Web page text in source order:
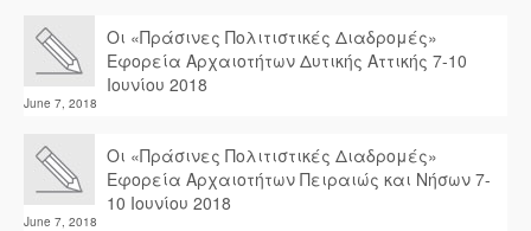
Οι «Πράσινες Πολιτιστικές Διαδρομές»
Εφορεία Αρχαιοτήτων Δυτικής Αττικής 7-10
Ιουνίου 2018
June 7, 2018
Οι «Πράσινες Πολιτιστικές Διαδρομές»
Εφορεία Αρχαιοτήτων Πειραιώς και Νήσων 7-
10 Ιουνίου 2018
June 7, 2018